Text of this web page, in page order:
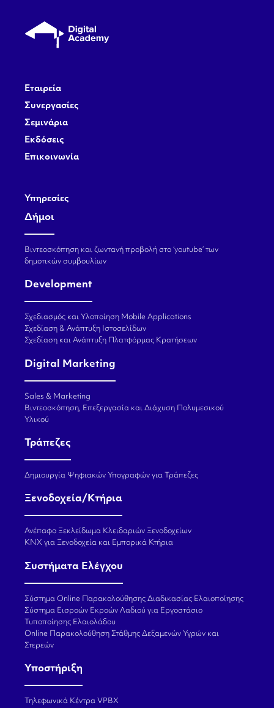
Εταιρεία
Συνεργασίες
Σεμινάρια
Εκδόσεις
Επικοινωνία
Υπηρεσίες
Δήμοι
Βιντεοσκόπηση και ζωντανή προβολή στο ‘youtube’ των
δημοτικών συμβουλίων
Development
Σχεδιασμός και Υλοποίηση Mobile Applications
Σχεδίαση & Ανάπτυξη Ιστοσελίδων
Σχεδίαση και Ανάπτυξη Πλατφόρμας Κρατήσεων
Digital Marketing
Sales & Marketing
Βιντεοσκόπηση, Επεξεργασία και Διάχυση Πολυμεσικού
Υλικού
Τράπεζες
Δημιουργία Ψηφιακών Υπογραφών για Τράπεζες
Ξενοδοχεία/Κτήρια
Ανέπαφο Ξεκλείδωμα Κλειδαριών Ξενοδοχείων
KNX για Ξενοδοχεία και Εμπορικά Κτήρια
Συστήματα Ελέγχου
Σύστημα Online Παρακολούθησης Διαδικασίας Ελαιοποίησης
Σύστημα Εισροών Εκροών Λαδιού για Εργοστάσιο
Τυποποίησης Ελαιολάδου
Online Παρακολούθηση Στάθμης Δεξαμενών Υγρών και
Στερεών
Υποστήριξη
Τηλεφωνικά Κέντρα VPBX